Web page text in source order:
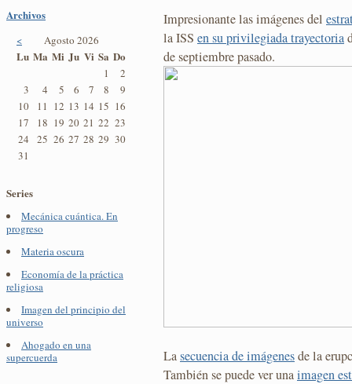
Archivos
< Agosto 2026
Lu Ma Mi Ju Vi Sa Do
1
2
3
4 5 6 7 8
9
10
11 12 13 14 15 16
17
18 19 20 21 22 23
24
25 26 27 28 29 30
31
Series
Mecánica cuántica. En
progreso
Materia oscura
Economía de la práctica
religiosa
Imagen del principio del
universo
Ahogado en una
supercuerda
Impresionante las imágenes del
la ISS en su privilegiada trayectoria
de septiembre pasado.
Lasecuencia de imágenesde la
También se puede ver unaimagen